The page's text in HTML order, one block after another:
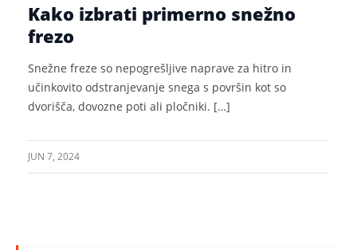
Kako izbrati primerno snežno
frezo
Snežne freze so nepogrešljive naprave za hitro in
učinkovito odstranjevanje snega s površin kot so
dvorišča, dovozne poti ali pločniki. […]
JUN 7, 2024